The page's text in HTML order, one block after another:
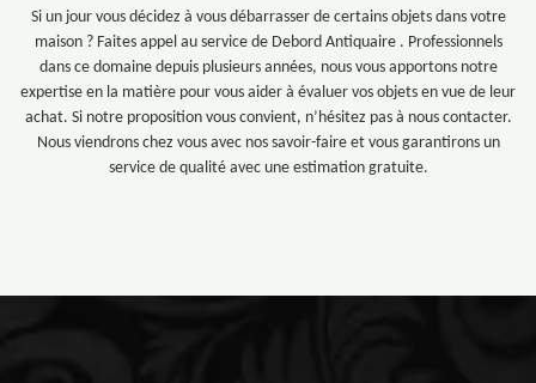
Si un jour vous décidez à vous débarrasser de certains objets dans votre
maison ? Faites appel au service de Debord Antiquaire . Professionnels
dans ce domaine depuis plusieurs années, nous vous apportons notre
expertise en la matière pour vous aider à évaluer vos objets en vue de leur
achat. Si notre proposition vous convient, n’hésitez pas à nous contacter.
Nous viendrons chez vous avec nos savoir-faire et vous garantirons un
service de qualité avec une estimation gratuite.